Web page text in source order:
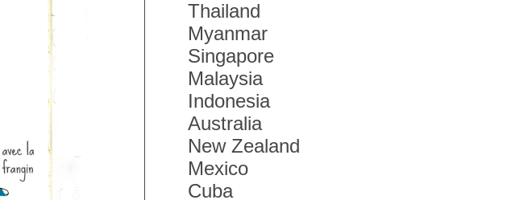
Thailand
Myanmar
Singapore
Malaysia
Indonesia
Australia
New Zealand
Mexico
Cuba